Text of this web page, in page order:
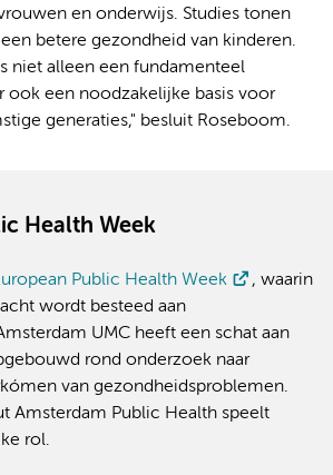
en onderwijs. Studies tonen
betere gezondheid van kinderen.
niet alleen een fundamenteel
ook een noodzakelijke basis voor
generaties," besluit Roseboom.
Health Week
Public Health Week
, waarin
wordt besteed aan
UMC heeft een schat aan
rond onderzoek naar
van gezondheidsproblemen.
Amsterdam Public Health speelt
rol.